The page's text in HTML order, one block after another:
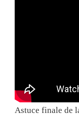
Astuce finale de